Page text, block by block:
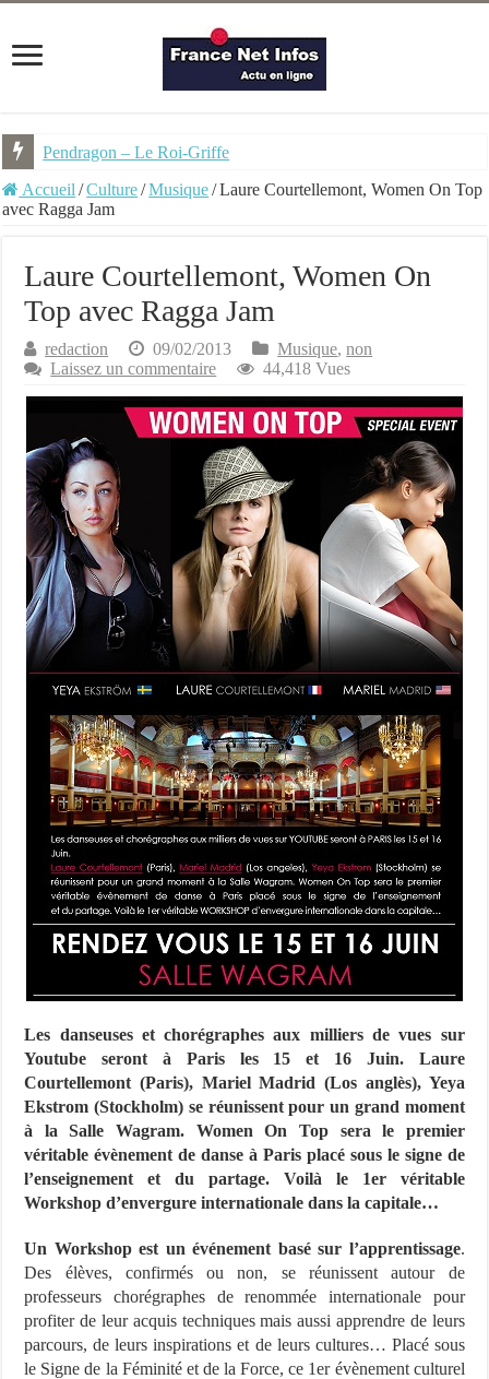
Pendragon – Le Roi-Griffe
La dernière sorcière – Ed. Hauteville
Accueil /Culture/Musique/Laure Courtellemont, Women On Top
avec Ragga Jam
Laure Courtellemont, Women On
Top avec Ragga Jam
redaction 09/02/2013 Musique,non
Laissez un commentaire
44,418 Vues
Les danseuses et chorégraphes aux milliers de vues sur
Youtube seront à Paris les 15 et 16 Juin. Laure
Courtellemont (Paris), Mariel Madrid (Los anglès), Yeya
Ekstrom (Stockholm) se réunissent pour un grand moment
à la Salle Wagram. Women On Top sera le premier
véritable évènement de danse à Paris placé sous le signe de
l’enseignement et du partage. Voilà le 1er véritable
Workshop d’envergure internationale dans la capitale…
Un Workshop est un événement basé sur l’apprentissage.
Des élèves, confirmés ou non, se réunissent autour de
professeurs chorégraphes de renommée internationale pour
profiter de leur acquis techniques mais aussi apprendre de leurs
parcours, de leurs inspirations et de leurs cultures… Placé sous
le Signe de la Féminité et de la Force, ce 1er évènement culturel